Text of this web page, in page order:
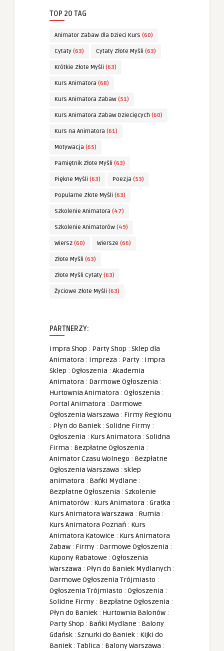
TOP 20 TAG
Animator Zabaw dla Dzieci Kurs (60)
Cytaty (63) Cytaty Złote Myśli (63)
Krótkie Złote Myśli (63)
Kurs Animatora (68)
Kurs Animatora Zabaw (51)
Kurs Animatora Zabaw Dziecięcych (60)
Kurs na Animatora (61)
Motywacja (65)
Pamiętnik Złote Myśli (63)
Piękne Myśli (63) Poezja (53)
Popularne Złote Myśli (63)
Szkolenie Animatora (47)
Szkolenie Animatorów (49)
Wiersz (60) Wiersze (66)
Złote Myśli (63)
Złote Myśli Cytaty (63)
Życiowe Złote Myśli (63)
PARTNERZY:
Impra Shop : Party Shop : Sklep dla
Animatora : Impreza : Party : Impra
Sklep : Ogłoszenia : Akademia
Animatora : Darmowe Ogłoszenia :
Hurtownia Animatora : Ogłoszenia :
Portal Animatora : Darmowe
Ogłoszenia Warszawa : Firmy Regionu
: Płyn do Baniek : Solidne Firmy :
Ogłoszenia : Kurs Animatora : Solidna
Firma : Bezpłatne Ogłoszenia :
Animator Czasu Wolnego : Bezpłatne
Ogłoszenia Warszawa : sklep
animatora : Bańki Mydlane :
Bezpłatne Ogłoszenia : Szkolenie
Animatorów : Kurs Animatora : Gratka :
Kurs Animatora Warszawa : Rumia :
Kurs Animatora Poznań : Kurs
Animatora Katowice : Kurs Animatora
Zabaw : Firmy : Darmowe Ogłoszenia :
Kupony Rabatowe : Ogłoszenia
Warszawa : Płyn do Baniek Mydlanych :
Darmowe Ogłoszenia Trójmiasto :
Ogłoszenia Trójmiasto : Ogłoszenia :
Solidne Firmy : Bezpłatne Ogłoszenia :
Płyn do Baniek : Hurtownia Balonów :
Party Shop : Bańki Mydlane : Balony
Gdańsk : Sznurki do Baniek : Kijki do
Baniek : Tablica : Balony Warszawa :